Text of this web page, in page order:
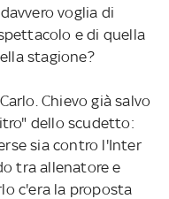
voglia di
e di quella
stagione?
Chievo già salvo
dello scudetto:
sia contro l'Inter
tra allenatore e
c'era la proposta